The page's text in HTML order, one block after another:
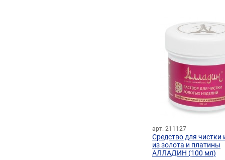
арт. 211127
Средство для чистки
из золота и платины
АЛЛАДИН (100 мл)